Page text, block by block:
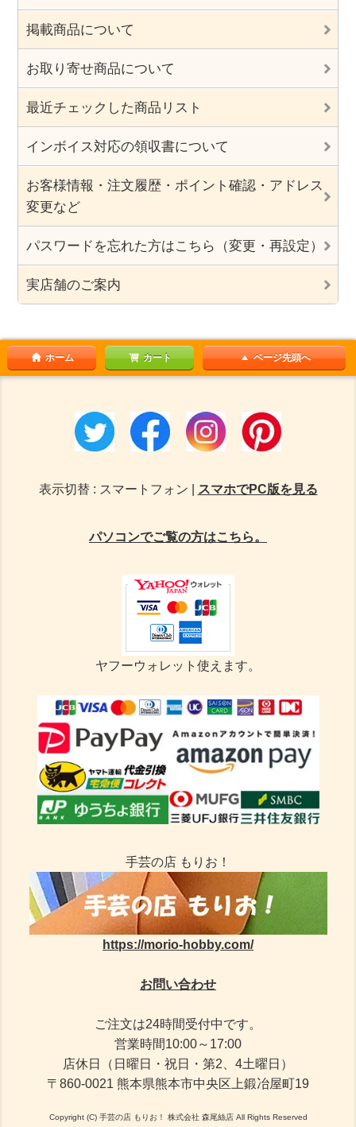
掲載商品について
お取り寄せ商品について
最近チェックした商品リスト
インボイス対応の領収書について
お客様情報・注文履歴・ポイント確認・アドレス
変更など
パスワードを忘れた方はこちら（変更・再設定）
実店舗のご案内
ホーム カート ページ先頭へ
表示切替 : スマートフォン | スマホでPC版を見る
パソコンでご覧の方はこちら。
ヤフーウォレット使えます。
手芸の店 もりお！
https://morio-hobby.com/
お問い合わせ
ご注文は24時間受付中です。
営業時間10:00～17:00
店休日（日曜日・祝日・第2、4土曜日）
〒860-0021 熊本県熊本市中央区上鍛冶屋町19
Copyright (C) 手芸の店 もりお！ 株式会社 森尾絲店 All Rights Reserved